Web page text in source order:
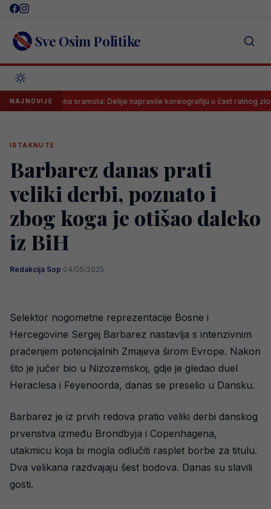
Skip
content Sve Osim Politike
NAJNOVIJE
Neviđena sramota: Delije napravile koreografiju u čast ratnog zločinca na
ISTAKNUTE
Barbarez danas prati
veliki derbi, poznato i
zbog koga je otišao daleko
iz BiH
Redakcija Sop·04/05/2025
Selektor nogometne reprezentacije Bosne i
Hercegovine Sergej Barbarez nastavlja s intenzivnim
praćenjem potencijalnih Zmajeva širom Evrope. Nakon
što je jučer bio u Nizozemskoj, gdje je gledao duel
Heraclesa i Feyenoorda, danas se preselio u Dansku.
Barbarez je iz prvih redova pratio veliki derbi danskog
prvenstva između Brondbyja i Copenhagena,
utakmicu koja bi mogla odlučiti rasplet borbe za titulu.
Dva velikana razdvajaju šest bodova. Danas su slavili
gosti.